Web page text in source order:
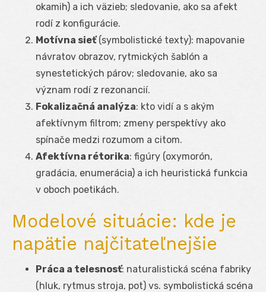
okamih) a ich väzieb; sledovanie, ako sa afekt
rodí z konfigurácie.
Motívna sieť(symbolistické texty): mapovanie
návratov obrazov, rytmických šablón a
synestetických párov; sledovanie, ako sa
význam rodí z rezonancií.
Fokalizačná analýza: kto vidí a s akým
afektívnym filtrom; zmeny perspektívy ako
spínače medzi rozumom a citom.
Afektívna rétorika: figúry (oxymorón,
gradácia, enumerácia) a ich heuristická funkcia
v oboch poetikách.
Modelové situácie: kde je
napätie najčitateľnejšie
Práca a telesnosť: naturalistická scéna fabriky
(hluk, rytmus stroja, pot) vs. symbolistická scéna